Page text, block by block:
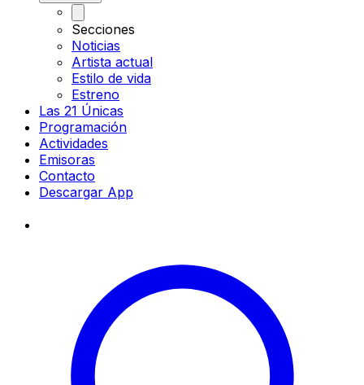
Secciones
Noticias
Artista actual
Estilo de vida
Estreno
Las 21 Únicas
Programación
Actividades
Emisoras
Contacto
Descargar App